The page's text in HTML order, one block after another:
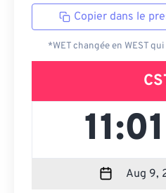
Copier dans le
*WET changée en WEST